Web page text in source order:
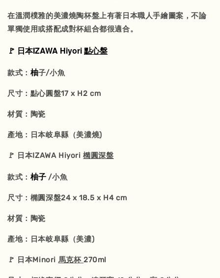
在溫潤樸雅的美濃燒陶杯盤上有著日本職人手繪圖案，不論
單獨使用或搭配成對杯組合都很適合。
🚩 日本IZAWA Hiyori點心盤
款式： 柚子/小魚
尺寸：點心圓盤17 x H2 cm
材質：陶瓷
產地：日本岐阜縣（美濃燒)
🚩 日本IZAWA Hiyori橢圓深盤
款式： 柚子/小魚
尺寸：橢圓深盤24 x 18.5 x H4 cm
材質：陶瓷
產地：日本岐阜縣（美濃)
🚩 日本Minori 馬克杯270ml